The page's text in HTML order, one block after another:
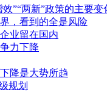
”“两新”政策的主要变
，看到的全是风险
业留在国内
力下降
降是大势所趋
规划